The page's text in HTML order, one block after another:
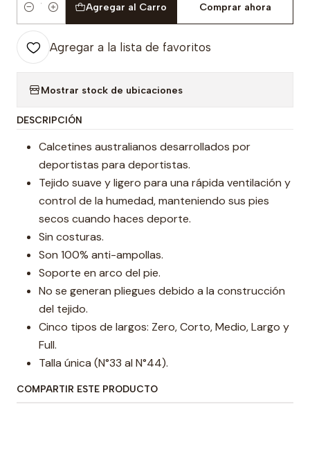
Cantidad
Agregar al Carro Comprar ahora
Agregar a la lista de favoritos
Mostrar stock de ubicaciones
DESCRIPCIÓN
Calcetines australianos desarrollados por
deportistas para deportistas.
Tejido suave y ligero para una rápida ventilación y
control de la humedad, manteniendo sus pies
secos cuando haces deporte.
Sin costuras.
Son 100% anti-ampollas.
Soporte en arco del pie.
No se generan pliegues debido a la construcción
del tejido.
Cinco tipos de largos: Zero, Corto, Medio, Largo y
Full.
Talla única (N°33 al N°44).
COMPARTIR ESTE PRODUCTO